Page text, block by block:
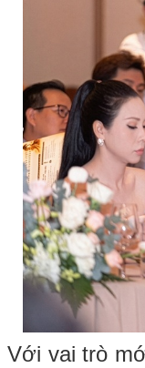
Với vai trò